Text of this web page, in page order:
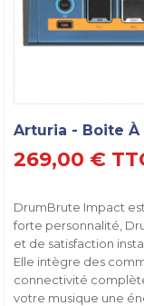
Arturia - Boite
269,00 €
DrumBrute Impact
forte personnalité,
et de satisfaction
Elle intègre des
connectivité
votre musique une